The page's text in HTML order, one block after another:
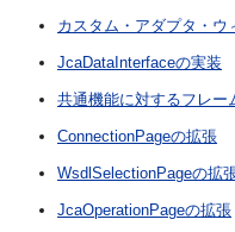
カスタム・アダプタ・ウ
JcaDataInterfaceの実装
共通機能に対するフレー
ConnectionPageの拡張
WsdlSelectionPageの拡
JcaOperationPageの拡張